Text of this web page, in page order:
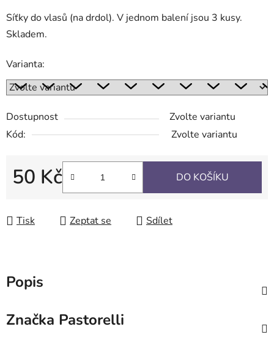
Síťky do vlasů (na drdol). V jednom balení jsou 3 kusy.
Skladem.
Varianta:
Dostupnost
Zvolte variantu
Kód:
Zvolte variantu
50 Kč
Měrná cena:
DO KOŠÍKU
Tisk Zeptat se Sdílet
Popis
Značka Pastorelli